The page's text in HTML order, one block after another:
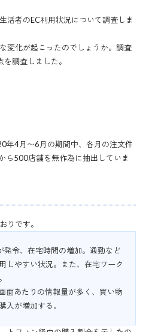
活者のEC利用状況について調査しま
変化が起こったのでしょうか。調査
調査しました。
年4月〜6月の期間中、各月の注文件
ら500店舗を無作為に抽出していま
りです。
発令、在宅時間の増加。通勤など
しやすい状況。また、在宅ワーク
面あたりの情報量が多く、買い物
入が増加する。